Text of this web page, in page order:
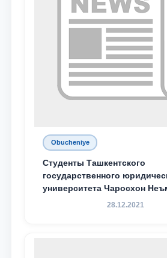
Obucheniye
Студенты Ташкентского
государственного
университета Чаросхон
Севдо Хакимходжаева,
28.12.2021